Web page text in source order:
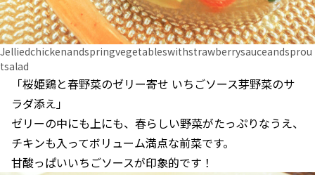
Jelliedchickenandspringvegetableswithstrawberrysauceandsprou
tsalad
「桜姫鶏と春野菜のゼリー寄せ いちごソース芽野菜のサ
ラダ添え」
ゼリーの中にも上にも、春らしい野菜がたっぷりなうえ、
チキンも入ってボリューム満点な前菜です。
甘酸っぱいいちごソースが印象的です！